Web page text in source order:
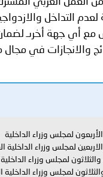
التداخل
مع أي جهة أخرىـ
والانجازات في مجال
والأربعون لمجلس وزراء الداخلية
والاربعين لمجلس وزراء
والثلاثون لمجلس وزراء
والثلاثون لمجلس وزراء